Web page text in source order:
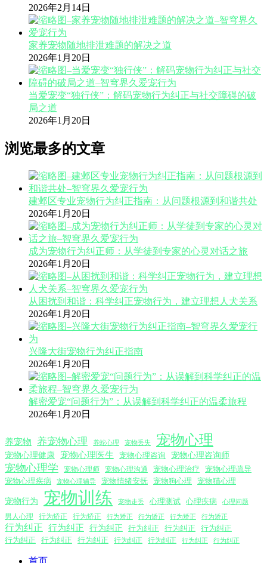
2026年2月14日
家养宠物随地排泄难题的解决之道
2026年1月20日
当爱宠变“独行侠”：解码宠物行为纠正与社交障碍的破
局之道
2026年1月20日
浏览最多的文章
建邺区专业宠物行为纠正指南：从问题根源到和谐共处
2026年1月20日
成为宠物行为纠正师：从学徒到专家的心灵对话之旅
2026年1月20日
从困扰到和谐：科学纠正宠物行为，建立理想人犬关系
2026年1月20日
兴隆大街宠物行为纠正指南
2026年1月20日
解密爱宠“问题行为”：从误解到科学纠正的温柔旅程
2026年1月20日
养宠物 养宠物心理 养蛇心理 宠物丢失 宠物心理
宠物心理健康 宠物心理医生 宠物心理咨询 宠物心理咨询师
宠物心理学 宠物心理师 宠物心理沟通 宠物心理治疗
宠物心理疏导
宠物心理疾病
宠物心理辅导 宠物情绪安抚 宠物狗心理 宠物猫心理
宠物行为 宠物训练 宠物走丢 心理测试 心理疾病 心理问题
男人心理 行为矫正 行为矫正 行为矫正 行为矫正 行为矫正 行为矫正
行为纠正 行为纠正 行为纠正 行为纠正 行为纠正
行为纠正
行为纠正
行为纠正 行为纠正 行为纠正 行为纠正 行为纠正 行为纠正
首页